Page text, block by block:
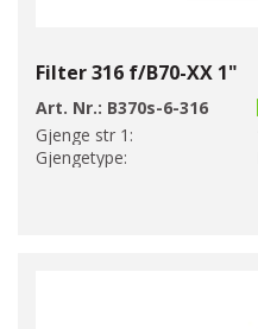
Filter 316 f/B70-XX 1"
Art. Nr.: B370s-6-316
Gjenge str 1:
Gjengetype: